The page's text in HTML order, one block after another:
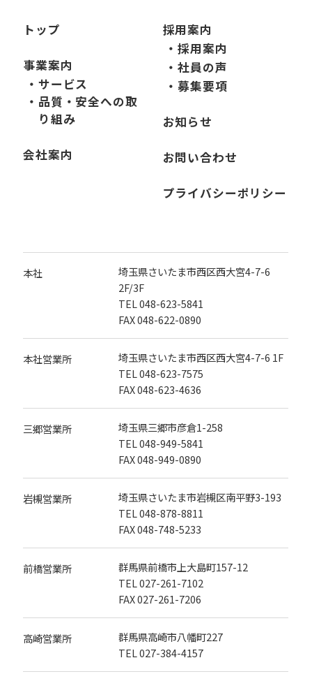
トップ
事業案内
・サービス
・品質・安全への取
り組み
会社案内
採用案内
・採用案内
・社員の声
・募集要項
お知らせ
お問い合わせ
プライバシーポリシー
本社
埼玉県さいたま市西区西大宮4-7-6
2F/3F
TEL048-623-5841
FAX 048-622-0890
本社営業所
埼玉県さいたま市西区西大宮4-7-6 1F
TEL048-623-7575
FAX 048-623-4636
三郷営業所
埼玉県三郷市彦倉1-258
TEL048-949-5841
FAX 048-949-0890
岩槻営業所
埼玉県さいたま市岩槻区南平野3-193
TEL048-878-8811
FAX 048-748-5233
前橋営業所
群馬県前橋市上大島町157-12
TEL027-261-7102
FAX 027-261-7206
高崎営業所
群馬県高崎市八幡町227
TEL027-384-4157